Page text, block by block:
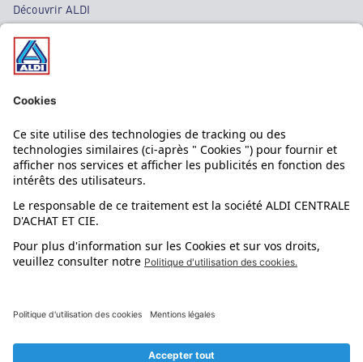
Découvrir ALDI
Nos bons plans
Nos rayons
Nos marques
Nos astuces
Évènements
L'application mobile